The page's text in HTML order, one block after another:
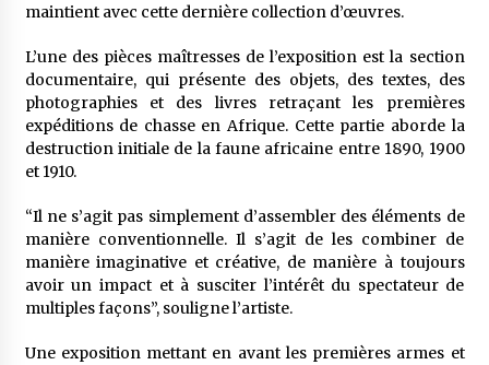
maintient avec cette dernière collection d’œuvres.
L’une des pièces maîtresses de l’exposition est la section
documentaire, qui présente des objets, des textes, des
photographies et des livres retraçant les premières
expéditions de chasse en Afrique. Cette partie aborde la
destruction initiale de la faune africaine entre 1890, 1900
et 1910.
“Il ne s’agit pas simplement d’assembler des éléments de
manière conventionnelle. Il s’agit de les combiner de
manière imaginative et créative, de manière à toujours
avoir un impact et à susciter l’intérêt du spectateur de
multiples façons”, souligne l’artiste.
Une exposition mettant en avant les premières armes et